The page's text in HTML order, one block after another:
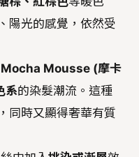
陽光的感覺，依然受
Mocha Mousse (摩卡
系的染髮潮流。這種
同時又顯得奢華有質